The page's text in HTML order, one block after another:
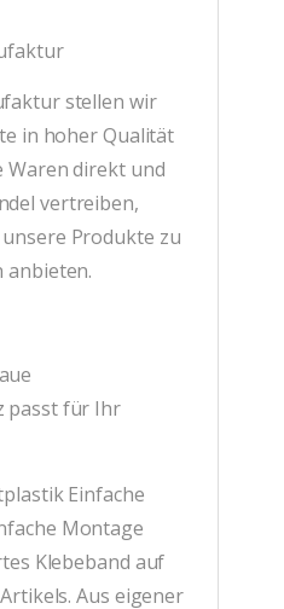
stellen wir
in hoher Qualität
Waren direkt und
vertreiben,
Produkte zu
anbieten.
passt für Ihr
Einfache
Montage
Klebeband auf
Aus eigener